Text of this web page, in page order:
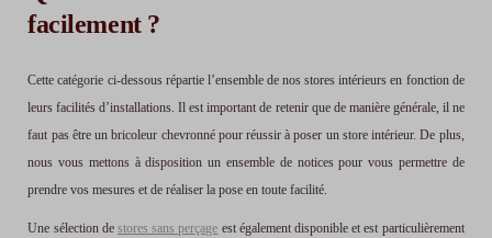
facilement ?
Cette catégorie ci-dessous répartie l’ensemble de nos stores intérieurs en fonction de
leurs facilités d’installations. Il est important de retenir que de manière générale, il ne
faut pas être un bricoleur chevronné pour réussir à poser un store intérieur. De plus,
nous vous mettons à disposition un ensemble de notices pour vous permettre de
prendre vos mesures et de réaliser la pose en toute facilité.
Une sélection de stores sans perçage est également disponible et est particulièrement